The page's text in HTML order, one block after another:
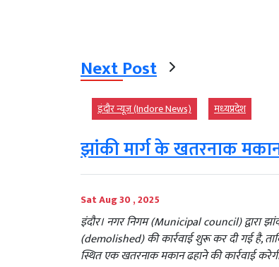
Next Post
इंदौर न्यूज़ (Indore News) मध्‍यप्रदेश
झांकी मार्ग के खतरनाक
Sat Aug 30 , 2025
इंदौर। नगर निगम (Municipal council) द्वारा
(demolished) की कार्रवाई शुरू कर दी गई है,
स्थित एक खतरनाक मकान ढहाने की कार्रवाई